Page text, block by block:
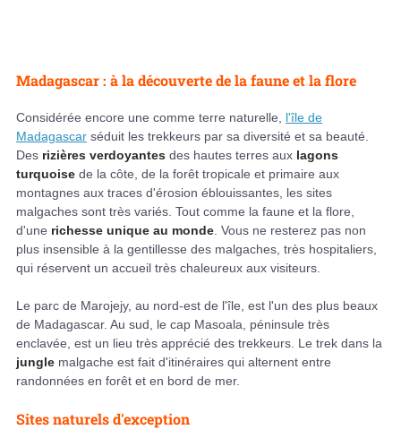
Madagascar : à la découverte de la faune et la flore
Considérée encore une comme terre naturelle, l'île de
Madagascar séduit les trekkeurs par sa diversité et sa beauté.
Des rizières verdoyantes des hautes terres aux lagons
turquoise de la côte, de la forêt tropicale et primaire aux
montagnes aux traces d'érosion éblouissantes, les sites
malgaches sont très variés. Tout comme la faune et la flore,
d'une richesse unique au monde . Vous ne resterez pas non
plus insensible à la gentillesse des malgaches, très hospitaliers,
qui réservent un accueil très chaleureux aux visiteurs.
Le parc de Marojejy, au nord-est de l'île, est l'un des plus beaux
de Madagascar. Au sud, le cap Masoala, péninsule très
enclavée, est un lieu très apprécié des trekkeurs. Le trek dans la
jungle malgache est fait d'itinéraires qui alternent entre
randonnées en forêt et en bord de mer.
Sites naturels d'exception